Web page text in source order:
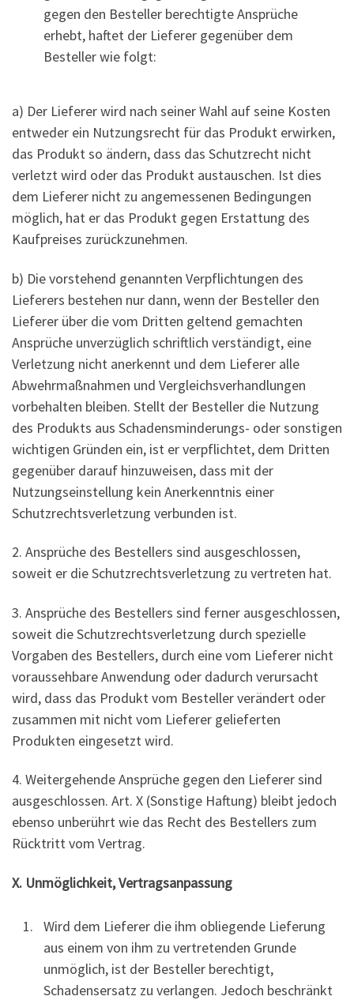
gegen den Besteller berechtigte Ansprüche
erhebt, haftet der Lieferer gegenüber dem
Besteller wie folgt:
a) Der Lieferer wird nach seiner Wahl auf seine Kosten
entweder ein Nutzungsrecht für das Produkt erwirken,
das Produkt so ändern, dass das Schutzrecht nicht
verletzt wird oder das Produkt austauschen. Ist dies
dem Lieferer nicht zu angemessenen Bedingungen
möglich, hat er das Produkt gegen Erstattung des
Kaufpreises zurückzunehmen.
b) Die vorstehend genannten Verpflichtungen des
Lieferers bestehen nur dann, wenn der Besteller den
Lieferer über die vom Dritten geltend gemachten
Ansprüche unverzüglich schriftlich verständigt, eine
Verletzung nicht anerkennt und dem Lieferer alle
Abwehrmaßnahmen und Vergleichsverhandlungen
vorbehalten bleiben. Stellt der Besteller die Nutzung
des Produkts aus Schadensminderungs- oder sonstigen
wichtigen Gründen ein, ist er verpflichtet, dem Dritten
gegenüber darauf hinzuweisen, dass mit der
Nutzungseinstellung kein Anerkenntnis einer
Schutzrechtsverletzung verbunden ist.
2. Ansprüche des Bestellers sind ausgeschlossen,
soweit er die Schutzrechtsverletzung zu vertreten hat.
3. Ansprüche des Bestellers sind ferner ausgeschlossen,
soweit die Schutzrechtsverletzung durch spezielle
Vorgaben des Bestellers, durch eine vom Lieferer nicht
voraussehbare Anwendung oder dadurch verursacht
wird, dass das Produkt vom Besteller verändert oder
zusammen mit nicht vom Lieferer gelieferten
Produkten eingesetzt wird.
4. Weitergehende Ansprüche gegen den Lieferer sind
ausgeschlossen. Art. X (Sonstige Haftung) bleibt jedoch
ebenso unberührt wie das Recht des Bestellers zum
Rücktritt vom Vertrag.
X. Unmöglichkeit, Vertragsanpassung
Wird dem Lieferer die ihm obliegende Lieferung
aus einem von ihm zu vertretenden Grunde
unmöglich, ist der Besteller berechtigt,
Schadensersatz zu verlangen. Jedoch beschränkt